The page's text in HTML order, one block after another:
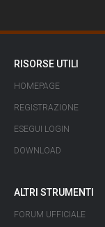
RISORSE UTILI
HOMEPAGE
REGISTRAZIONE
ESEGUI LOGIN
DOWNLOAD
ALTRI STRUMENTI
FORUM UFFICIALE